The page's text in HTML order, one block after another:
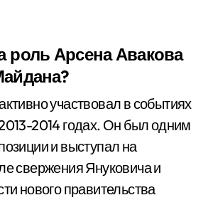
роль Арсена Авакова
участвовал в событиях
2014 годах. Он был одним
и выступал на
свержения Януковича и
нового правительства